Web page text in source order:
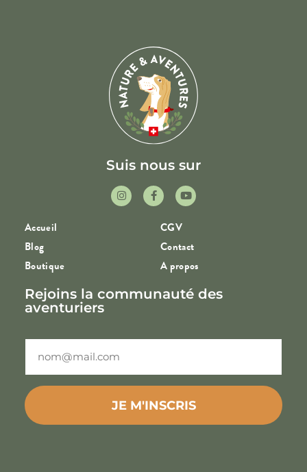
Suis nous sur
Accueil
Blog
Boutique
CGV
Contact
A propos
Rejoins la communauté des
aventuriers